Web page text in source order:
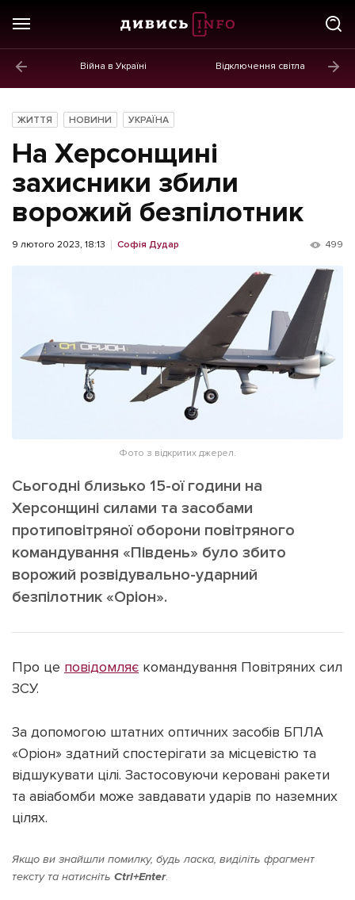
Війна в Україні Відключення світла
Новини
Політика
Економіка
Бізнес
Життя
Культура
ІНШЕ
Репортаж
Погляди
Ініціативи
Лонгріди
Прес-релізи
Фото/Відео
Зв'язатися з нами
Політика конфіденційності
Підтримати dyvys.info
ЖИТТЯ НОВИНИ УКРАЇНА
На Херсонщині
захисники збили
ворожий безпілотник
9 лютого 2023, 18:13 Софія Дудар 499
Фото з відкритих джерел.
Сьогодні близько 15-ої години на
Херсонщині силами та засобами
протиповітряної оборони повітряного
командування «Південь» було збито
ворожий розвідувально-ударний
безпілотник «Оріон».
Про це повідомляє командування Повітряних сил
ЗСУ.
За допомогою штатних оптичних засобів БПЛА
«Оріон» здатний спостерігати за місцевістю та
відшукувати цілі. Застосовуючи керовані ракети
та авіабомби може завдавати ударів по наземних
цілях.
Якщо ви знайшли помилку, будь ласка, виділіть фрагмент
тексту та натисніть Ctrl+Enter.